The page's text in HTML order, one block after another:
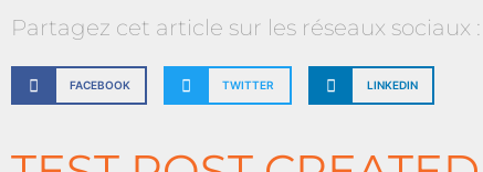
Partagez cet article sur les réseaux sociaux :
FACEBOOK TWITTER LINKEDIN